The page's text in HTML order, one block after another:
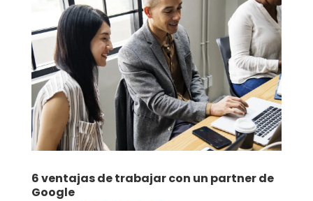
6 ventajas de trabajar con un partner de
Google